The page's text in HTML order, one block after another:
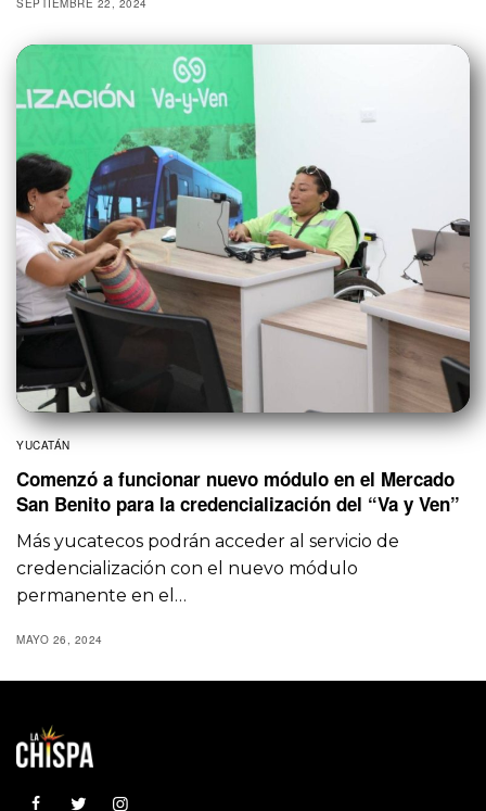
YUCATÁN
Comenzó a funcionar nuevo módulo en el Mercado
San Benito para la credencialización del “Va y Ven”
Más yucatecos podrán acceder al servicio de
credencialización con el nuevo módulo
permanente en el…
MAYO 26, 2024